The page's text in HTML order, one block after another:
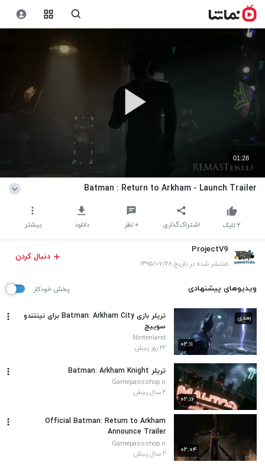
01:28
Batman : Return to Arkham - Launch Trailer
اشتراک‌گذاری ۰ نظر دانلود بیشتر ۲ لایک
ProjectV9
منتشر شده در تاریخ ۱۳۹۵/۰۷/۲۸
دنبال کردن
ویدیوهای پیشنهادی پخش خودکار
۰۲:۱۱
بعدی
تریلر بازی Batman: Arkham City برای نینتندو
سوییچ
Nintenland
۲۲ روز پیش
۰۲:۱۶
تریلر Batman: Arkham Knight
Gamepassshop.ir
۲ سال پیش
۰۲:۰۴
Official Batman: Return to Arkham
Announce Trailer
Gamepassshop.ir
۲ سال پیش